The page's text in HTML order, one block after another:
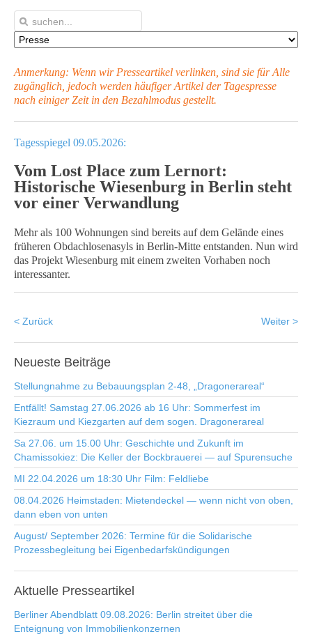
Anmerkung: Wenn wir Presseartikel verlinken, sind sie für Alle
zugänglich, jedoch werden häufiger Artikel der Tagespresse
nach einiger Zeit in den Bezahlmodus gestellt.
Tagesspiegel 09.05.2026:
Vom Lost Place zum Lernort:
Historische Wiesenburg in Berlin steht
vor einer Verwandlung
Mehr als 100 Wohnungen sind bereits auf dem Gelände eines
früheren Obdachlosenasyls in Berlin-Mitte entstanden. Nun wird
das Projekt Wiesenburg mit einem zweiten Vorhaben noch
interessanter.
< Zurück Weiter >
Neueste Beiträge
Stellungnahme zu Bebauungsplan 2-48, „Dragonerareal“
Entfällt! Samstag 27.06.2026 ab 16 Uhr: Sommerfest im
Kiezraum und Kiezgarten auf dem sogen. Dragonerareal
Sa 27.06. um 15.00 Uhr: Geschichte und Zukunft im
Chamissokiez: Die Keller der Bockbrauerei — auf Spurensuche
MI 22.04.2026 um 18:30 Uhr Film: Feldliebe
08.04.2026 Heimstaden: Mietendeckel — wenn nicht von oben,
dann eben von unten
August/ September 2026: Termine für die Solidarische
Prozessbegleitung bei Eigenbedarfskündigungen
Aktuelle Presseartikel
Berliner Abendblatt 09.08.2026: Berlin streitet über die
Enteignung von Immobilienkonzernen